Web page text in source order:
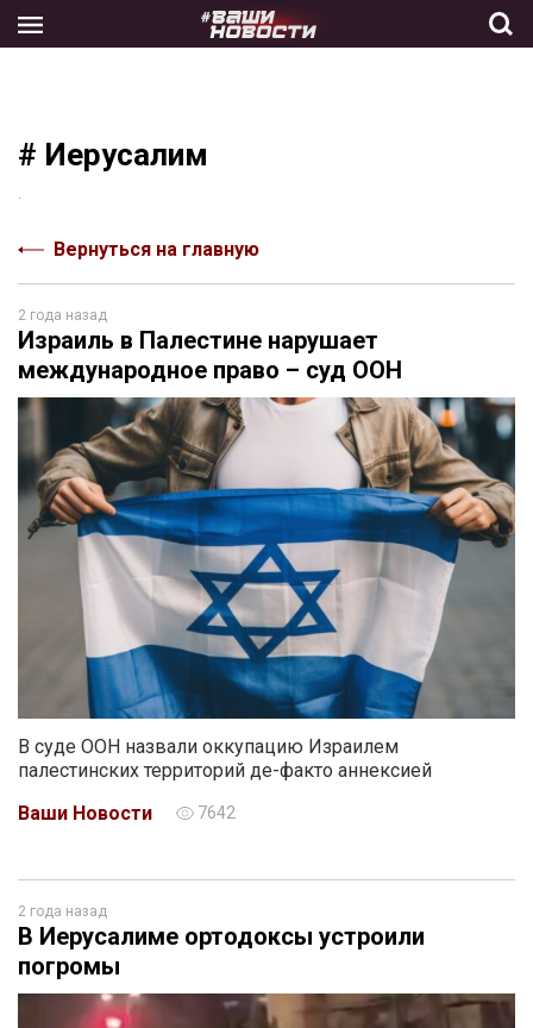
the
# Иерусалим
Вернуться на главную
2 года назад
Израиль в Палестине нарушает
международное право – суд ООН
В суде ООН назвали оккупацию Израилем
палестинских территорий де-факто аннексией
Ваши Новости
7642
2 года назад
В Иерусалиме ортодоксы устроили
погромы